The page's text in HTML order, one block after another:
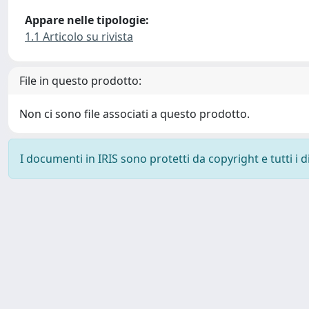
Appare nelle tipologie:
1.1 Articolo su rivista
File in questo prodotto:
Non ci sono file associati a questo prodotto.
I documenti in IRIS sono protetti da copyright e tutti i